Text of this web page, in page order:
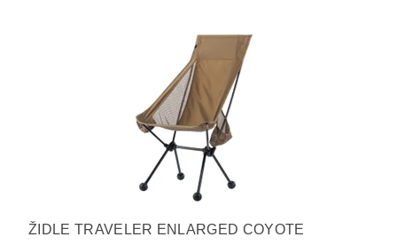
ŽIDLE TRAVELER ENLARGED COYOTE